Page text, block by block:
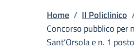
Briciole
Home / Il Policlinico
Concorso pubblico per
Sant’Orsola e n. 1